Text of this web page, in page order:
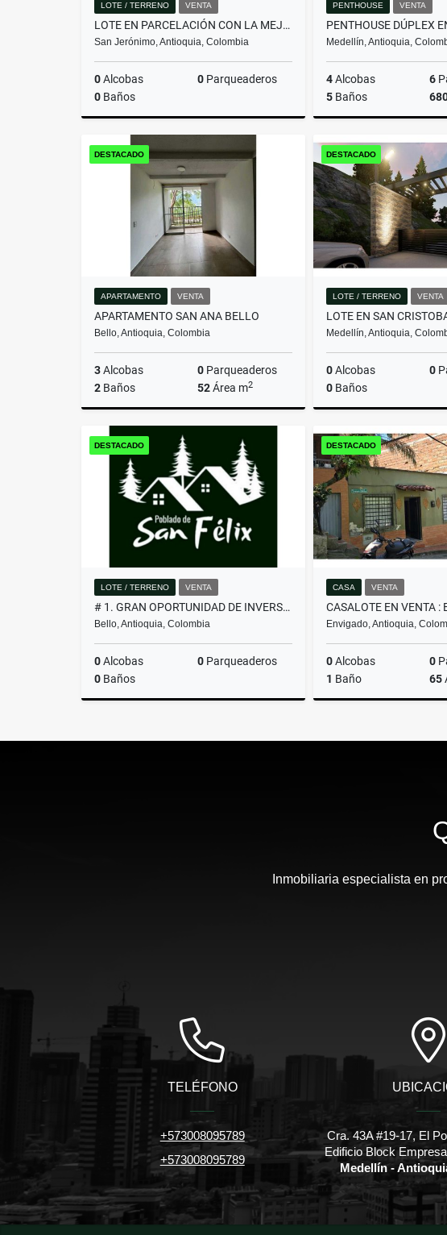
LOTE / TERRENO VENTA
LOTE EN PARCELACIÓN CON LA MEJOR VISTA DEL SECTOR
San Jerónimo, Antioquia, Colombia
0Alcobas 0 Parqueaderos
0 Baños
$699.360.000
PENTHOUSE VENTA
Medellín, Antioquia,
4Alcobas 6
5 Baños
DESTACADO
APARTAMENTO VENTA
APARTAMENTO SAN ANA BELLO
Bello, Antioquia, Colombia
3Alcobas 0 Parqueaderos
2 Baños 52Área m2
$280.000.000.000
DESTACADO
LOTE / TERRENO VENTA
Medellín, Antioquia,
0Alcobas 0
0 Baños
DESTACADO
LOTE / TERRENO VENTA
# 1. GRAN OPORTUNIDAD DE INVERSIÓN, LOTE EN VENTA EN SAN FÉLIX
Bello, Antioquia, Colombia
0Alcobas 0 Parqueaderos
0 Baños
$260.000.000
DESTACADO
CASA VENTA
Envigado, Antioquia,
0Alcobas 0
1 Baño 65
Inmobiliaria especialista en
TELÉFONO
+573008095789
+573008095789
Cra. 43A #19-17, El
Edificio Block
Medellín -